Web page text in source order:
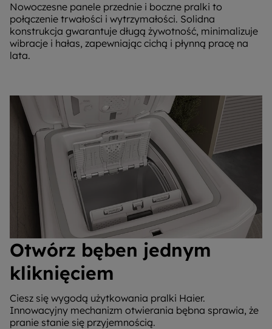
Nowoczesne panele przednie i boczne pralki to
połączenie trwałości i wytrzymałości. Solidna
konstrukcja gwarantuje długą żywotność, minimalizuje
wibracje i hałas, zapewniając cichą i płynną pracę na
lata.
Otwórz bęben jednym
kliknięciem
Ciesz się wygodą użytkowania pralki Haier.
Innowacyjny mechanizm otwierania bębna sprawia, że
pranie stanie się przyjemnością.